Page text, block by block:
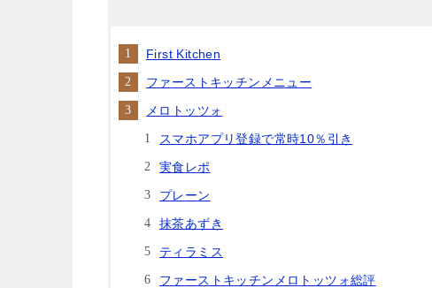
First Kitchen
ファーストキッチンメニュー
メロトッツォ
スマホアプリ登録で常時10％引き
実食レポ
プレーン
抹茶あずき
ティラミス
ファーストキッチンメロトッツォ総評